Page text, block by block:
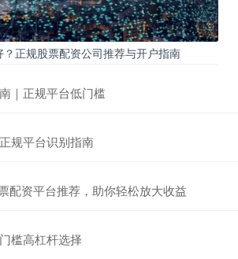
正规股票配资公司推荐与开户指南
｜正规平台低门槛
规平台识别指南
配资平台推荐，助你轻松放大收益
槛高杠杆选择